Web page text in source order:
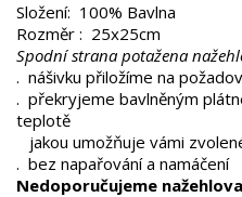
Složení: 100% Bavlna
Rozměr : 25x25cm
Spodní strana potažena
. nášivku přiložíme na
. překryjeme bavlněným
teplotě
jakou umožňuje vámi
. bez napařování a namáčení
Nedoporučujeme